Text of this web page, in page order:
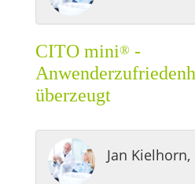
CITO mini® -
überzeugt
Jan